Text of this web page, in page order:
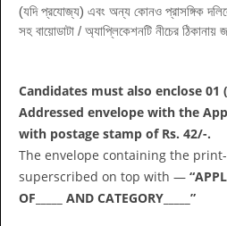
(যদি প্রযোজ্য) এবং অন্য কোনও প্রাসঙ্গিক
সহ বায়োডাটা / অ্যাপ্লিকেশনটি নীচের ঠিকানায়
Candidates must also enclose 01
Addressed envelope with the
with postage stamp of Rs. 42/-.
The envelope containing the
superscribed on top with —
OF_____ AND CATEGORY_____”